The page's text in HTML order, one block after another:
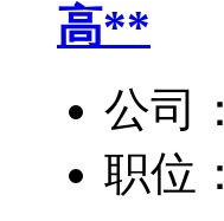
高**
公司：
职位：